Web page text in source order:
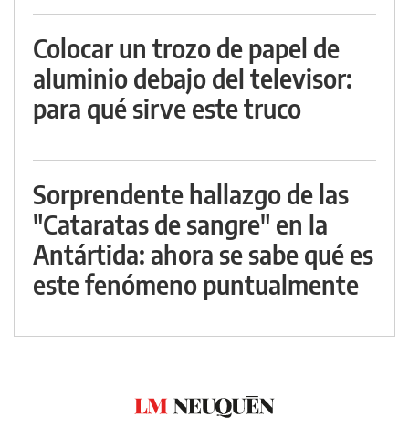
Colocar un trozo de papel de
aluminio debajo del televisor:
para qué sirve este truco
Sorprendente hallazgo de las
"Cataratas de sangre" en la
Antártida: ahora se sabe qué es
este fenómeno puntualmente